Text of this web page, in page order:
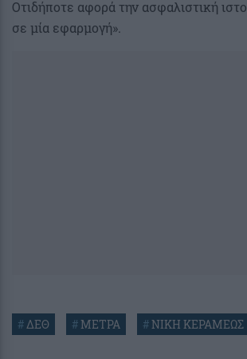
Οτιδήποτε αφορά την ασφαλιστική
σε μία εφαρμογή».
#ΔΕΘ # ΜΕΤΡΑ #ΝΙΚΗ ΚΕΡΑΜΕΩΣ